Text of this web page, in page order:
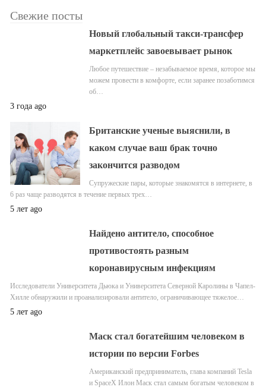
Свежие посты
Новый глобальный такси-трансфер
маркетплейс завоевывает рынок
Любое путешествие – незабываемое время, которое мы
можем провести в комфорте, если заранее позаботимся
об…
3 года ago
Британские ученые выяснили, в
каком случае ваш брак точно
закончится разводом
Супружеские пары, которые знакомятся в интернете, в
6 раз чаще разводятся в течение первых трех…
5 лет ago
Найдено антитело, способное
противостоять разным
коронавирусным инфекциям
Исследователи Университета Дьюка и Университета Северной Каролины в Чапел-
Хилле обнаружили и проанализировали антитело, ограничивающее тяжелое…
5 лет ago
Маск стал богатейшим человеком в
истории по версии Forbes
Американский предприниматель, глава компаний Tesla
и SpaceX Илон Маск стал самым богатым человеком в